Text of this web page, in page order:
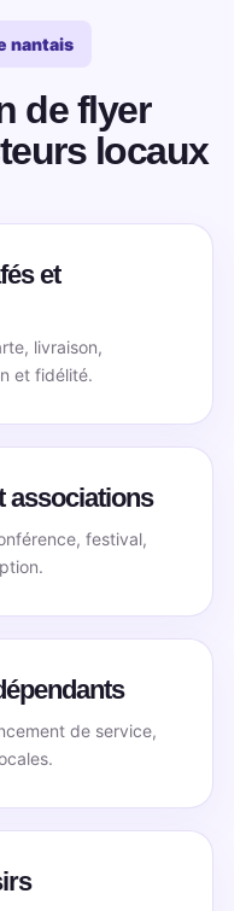
nantais
de flyer
locaux
et
livraison,
et fidélité.
associations
festival,
de service,